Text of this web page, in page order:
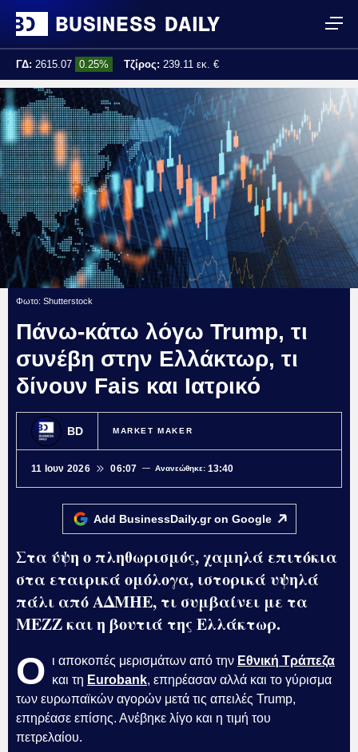
ΓΔ: 2615.07 0.25% Τζίρος: 239.11 εκ. €
Τελ. ενημέρωση: 17:25:01
Φωτο: Shutterstock
Πάνω-κάτω λόγω Trump, τι
συνέβη στην Ελλάκτωρ, τι
δίνουν Fais και Ιατρικό
BD MARKET MAKER
11 Ιουν 2026 06:07 Ανανεώθηκε:13:40
Add BusinessDaily.gr on Google
Στα ύψη ο πληθωρισμός, χαμηλά επιτόκια
στα εταιρικά ομόλογα, ιστορικά υψηλά
πάλι από ΑΔΜΗΕ, τι συμβαίνει με τα
ΜΕΖΖ και η βουτιά της Ελλάκτωρ.
Ο ι αποκοπές μερισμάτων από την Εθνική Τράπεζα
και τη Eurobank, επηρέασαν αλλά και το γύρισμα
των ευρωπαϊκών αγορών μετά τις απειλές Trump,
επηρέασε επίσης. Ανέβηκε λίγο και η τιμή του
πετρελαίου.